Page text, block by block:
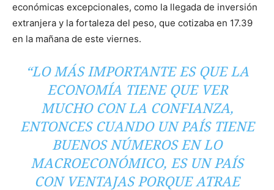
económicas excepcionales, como la llegada de inversión
extranjera y la fortaleza del peso, que cotizaba en 17.39
en la mañana de este viernes.
“LO MÁS IMPORTANTE ES QUE LA
ECONOMÍA TIENE QUE VER
MUCHO CON LA CONFIANZA,
ENTONCES CUANDO UN PAÍS TIENE
BUENOS NÚMEROS EN LO
MACROECONÓMICO, ES UN PAÍS
CON VENTAJAS PORQUE ATRAE